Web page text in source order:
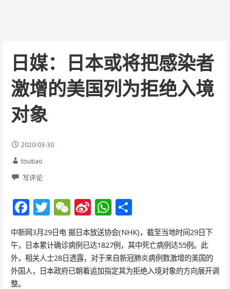
日媒：日本或将把感染者
激增的美国列为拒绝入境
对象
2020-03-30
toutiao
写评论
F
ac
e
b
o
T
w
itt
er
W
e
C
h
at
Si
n
a
W
ei
W
h
at
s
A
分
享
中新网3月29日电 据日本放送协会(NHK)，截至当地时间29日下
午，日本累计确诊病例已达1827例，其中死亡病例达55例。此
外，相关人士28日透露，对于来自新冠肺炎病例数激增的美国的
外国人，日本政府已朝着追加指定其为拒绝入境对象的方向展开调
整。